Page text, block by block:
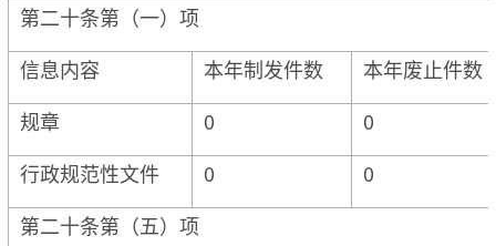
第二十条第（一）项
信息内容
本年制发件数
本年废止件数
规章
0
0
行政规范性文件
0
0
第二十条第（五）项